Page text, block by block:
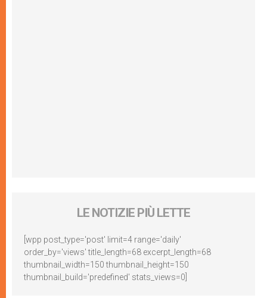
LE NOTIZIE PIÙ LETTE
[wpp post_type='post' limit=4 range='daily'
order_by='views' title_length=68 excerpt_length=68
thumbnail_width=150 thumbnail_height=150
thumbnail_build='predefined' stats_views=0]